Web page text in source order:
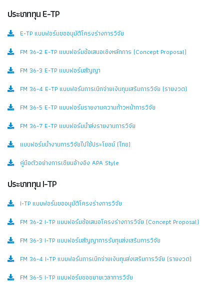
ประเภททุน E-TP
E-TP แบบฟอร์มขออนุมัติโครงร่างการวิจัย
FM 36-2 E-TP แบบฟอร์มข้อเสนอเชิงหลักการ (Concept Proposal)
FM 36-3 E-TP แบบฟอร์มสัญญา
FM 36-4 E-TP แบบฟอร์มการเบิกจ่ายเงินทุนเสริมการวิจัย (รายงวด)
FM 36-5 E-TP แบบฟอร์มรายงานความก้าวหน้าการวิจัย
FM 36-7 E-TP แบบฟอร์มนำส่งรายงานการวิจัย
แบบฟอร์มนำงานการวิจัยไปใช้ประโยชน์ (ไทย)
คู่มือตัวอย่างการเขียนอ้างอิง APA Style
ประเภททุน I-TP
I-TP แบบฟอร์มขออนุมัติโครงร่างการวิจัย
FM 36-2 I-TP แบบฟอร์มข้อเสนอโครงร่างการวิจัย (Concept Proposal)
FM 36-3 I-TP แบบฟอร์มสัญญาการรับทุนส่งเสริมการวิจัย
FM 36-4 I-TP แบบฟอร์มการเบิกจ่ายเงินทุนส่งเสริมการวิจัย (รายงวด)
FM 36-5 I-TP แบบฟอร์มขอขยายเวลาการวิจัย